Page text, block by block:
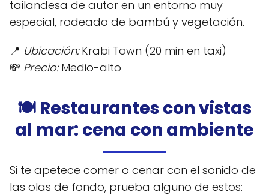
tailandesa de autor en un entorno muy
especial, rodeado de bambú y vegetación.
📍 Ubicación:Krabi Town (20 min en taxi)
💸 Precio:Medio-alto
🍽️ Restaurantes con vistas
al mar: cena con ambiente
Si te apetece comer o cenar con el sonido de
las olas de fondo, prueba alguno de estos: